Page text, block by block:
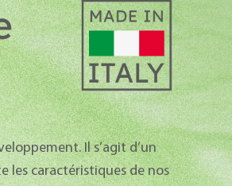
Il s’agit d’un
les caractéristiques de nos